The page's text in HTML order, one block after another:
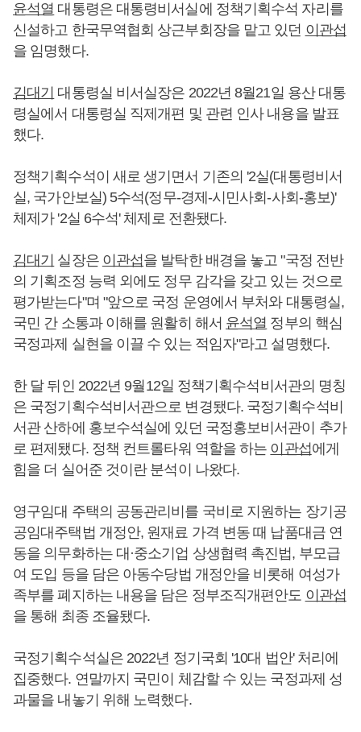
윤석열 대통령은 대통령비서실에 정책기획수석 자리를
신설하고 한국무역협회 상근부회장을 맡고 있던 이관섭
을 임명했다.
김대기 대통령실 비서실장은 2022년 8월21일 용산 대통
령실에서 대통령실 직제개편 및 관련 인사 내용을 발표
했다.
정책기획수석이 새로 생기면서 기존의 '2실(대통령비서
실, 국가안보실) 5수석(정무-경제-시민사회-사회-홍보)'
체제가 '2실 6수석' 체제로 전환됐다.
김대기 실장은 이관섭을 발탁한 배경을 놓고 "국정 전반
의 기획조정 능력 외에도 정무 감각을 갖고 있는 것으로
평가받는다"며 "앞으로 국정 운영에서 부처와 대통령실,
국민 간 소통과 이해를 원활히 해서 윤석열 정부의 핵심
국정과제 실현을 이끌 수 있는 적임자"라고 설명했다.
한 달 뒤인 2022년 9월12일 정책기획수석비서관의 명칭
은 국정기획수석비서관으로 변경됐다. 국정기획수석비
서관 산하에 홍보수석실에 있던 국정홍보비서관이 추가
로 편제됐다. 정책 컨트롤타워 역할을 하는 이관섭에게
힘을 더 실어준 것이란 분석이 나왔다.
영구임대 주택의 공동관리비를 국비로 지원하는 장기공
공임대주택법 개정안, 원재료 가격 변동 때 납품대금 연
동을 의무화하는 대·중소기업 상생협력 촉진법, 부모급
여 도입 등을 담은 아동수당법 개정안을 비롯해 여성가
족부를 폐지하는 내용을 담은 정부조직개편안도 이관섭
을 통해 최종 조율됐다.
국정기획수석실은 2022년 정기국회 '10대 법안' 처리에
집중했다. 연말까지 국민이 체감할 수 있는 국정과제 성
과물을 내놓기 위해 노력했다.